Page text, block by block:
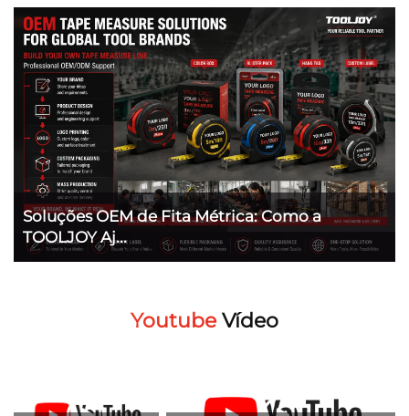
a durabilidade e o desempenho com parafusos
longos afetam a eficiência da fixação.
Soluções OEM de Fita Métrica: Como a
TOOLJOY Aj...
YoutubeVídeo